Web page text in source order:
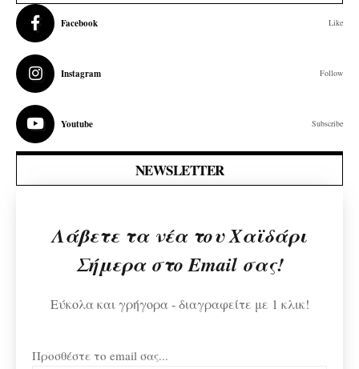
Facebook Like
Instagram Follow
Youtube Subscribe
NEWSLETTER
Λάβετε τα νέα του Χαϊδάρι
Σήμερα στο Email σας!
Εύκολα και γρήγορα - διαγραφείτε με 1 κλικ!
Προσθέστε το email σας...